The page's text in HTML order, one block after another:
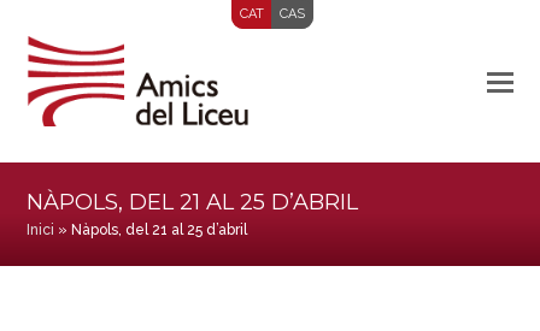
CAT CAS
NÀPOLS, DEL 21 AL 25 D’ABRIL
Inici » Nàpols, del 21 al 25 d’abril